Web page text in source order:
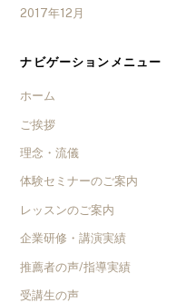
2017年12月
ナビゲーションメニュー
ホーム
ご挨拶
理念・流儀
体験セミナーのご案内
レッスンのご案内
企業研修・講演実績
推薦者の声/指導実績
受講生の声